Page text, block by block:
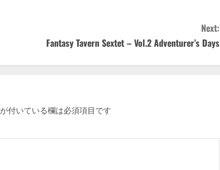
Next:
Fantasy Tavern Sextet – Vol.2 Adventurer’s Days
が付いている欄は必須項目です